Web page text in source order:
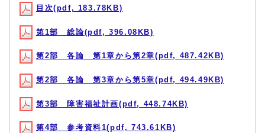
目次(pdf, 183.78KB)
第1部 総論(pdf, 396.08KB)
第2部 各論 第1章から第2章(pdf, 487.42KB)
第2部 各論 第3章から第5章(pdf, 494.49KB)
第3部 障害福祉計画(pdf, 448.74KB)
第4部 参考資料1(pdf, 743.61KB)